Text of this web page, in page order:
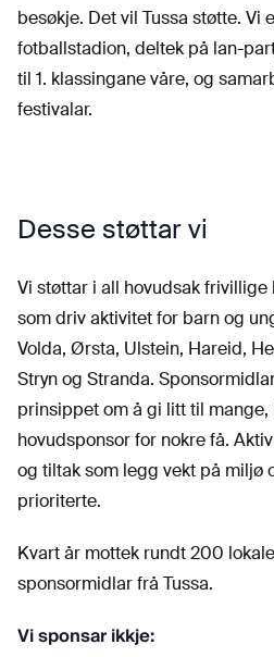
besøkje. Det vil Tussa støtte. Vi
fotballstadion, deltek på lan-
til 1. klassingane våre, og
festivalar.
Desse støttar vi
Vi støttar i all hovudsak
som driv aktivitet for barn og
Volda, Ørsta, Ulstein, Hareid,
Stryn og Stranda.
prinsippet om å gi litt til mange,
hovudsponsor for nokre få.
og tiltak som legg vekt på miljø
prioriterte.
Kvart år mottek rundt 200
sponsormidlar frå Tussa.
Vi sponsar ikkje: